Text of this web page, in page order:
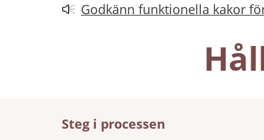
Godkänn funktionella kakor
Länk till annan webbplats.
Steg i processen